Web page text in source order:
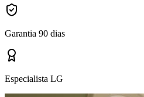
Garantia 90 dias
Especialista LG